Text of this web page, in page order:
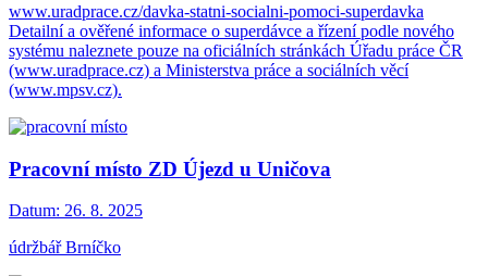
www.uradprace.cz/davka-statni-socialni-pomoci-superdavka
Detailní a ověřené informace o superdávce a řízení podle nového
systému naleznete pouze na oficiálních stránkách Úřadu práce ČR
(www.uradprace.cz) a Ministerstva práce a sociálních věcí
(www.mpsv.cz).
Pracovní místo ZD Újezd u Uničova
Datum: 26. 8. 2025
údržbář Brníčko